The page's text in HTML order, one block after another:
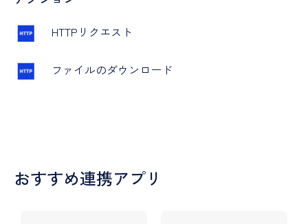
HTTPリクエスト
ファイルのダウンロード
おすすめ連携アプリ